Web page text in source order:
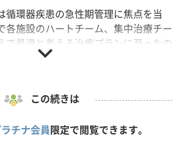
expand_more
循環器疾患の急性期管理に焦点を当
各施設のハートチーム、集中治療チー
で最適と考える治療プランに至ったの
ーター、ディスカッサントとともに徹
リーゼの症例について、橋元 由紀
この続きは
チナ会員 限定で閲覧できます。